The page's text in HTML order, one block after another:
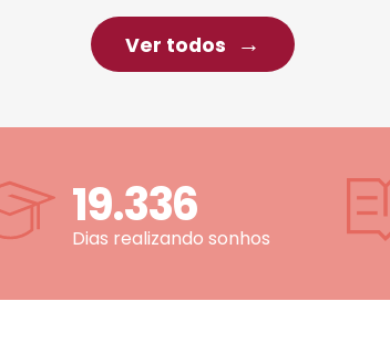
Ver todos
19.336
Dias realizando sonhos